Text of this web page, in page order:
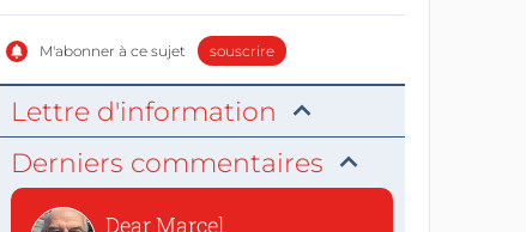
M'abonner à ce sujet souscrire
Lettre d'information
Derniers commentaires
Dear Marcel